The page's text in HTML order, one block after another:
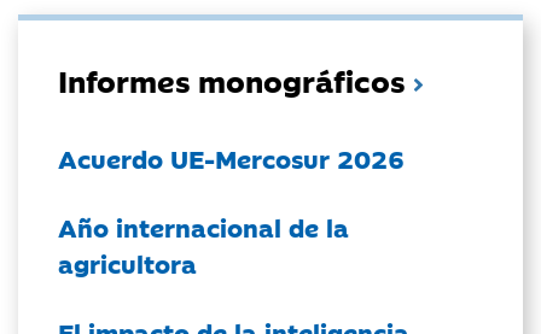
Informes monográficos
Acuerdo UE-Mercosur 2026
Año internacional de la
agricultora